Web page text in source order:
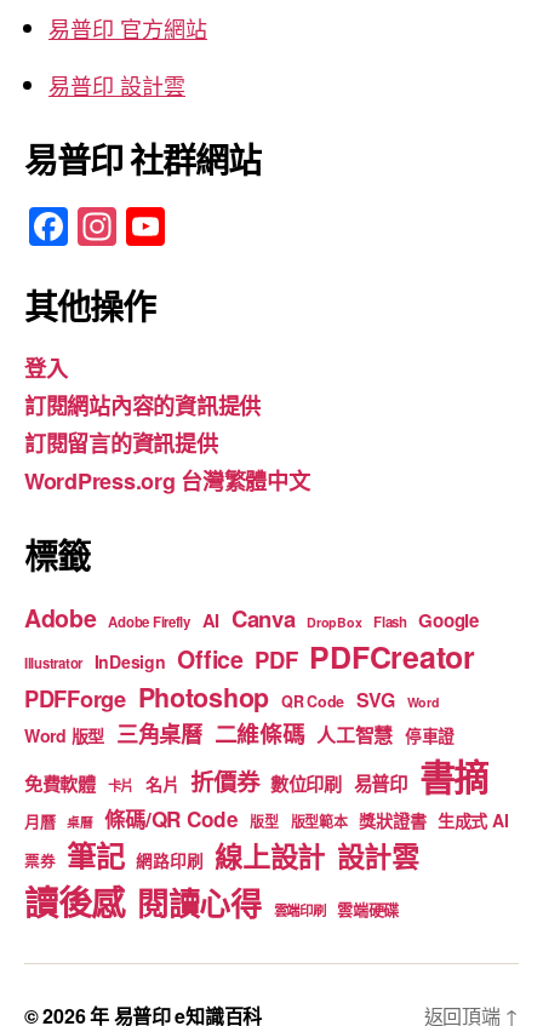
易普印 官方網站
易普印 設計雲
易普印 社群網站
F
a
c
b
o
o
k
In
st
a
gr
a
m
u
b
e
其他操作
登入
訂閱網站內容的資訊提供
訂閱留言的資訊提供
WordPress.org 台灣繁體中文
標籤
Adobe Adobe Firefly AI Canva DropBox Flash Google
Illustrator InDesign Office PDF PDFCreator
PDFForge Photoshop QR Code SVG Word
Word 版型 三角桌曆 二維條碼 人工智慧 停車證
免費軟體 卡片 名片 折價券 數位印刷 易普印 書摘
月曆 桌曆 條碼/QR Code 版型 版型範本 獎狀證書 生成式 AI
票券 筆記 網路印刷 線上設計 設計雲
讀後感 閱讀心得 雲端印刷 雲端硬碟
© 2026 年易普印 e知識百科 返回頂端 ↑